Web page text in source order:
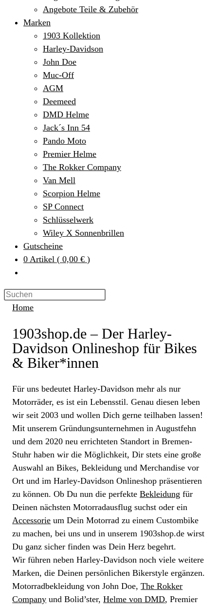
Angebote Teile & Zubehör
Marken
1903 Kollektion
Harley-Davidson
John Doe
Muc-Off
AGM
Deemeed
DMD Helme
Jack´s Inn 54
Pando Moto
Premier Helme
The Rokker Company
Van Mell
Scorpion Helme
SP Connect
Schlüsselwerk
Wiley X Sonnenbrillen
Gutscheine
0 Artikel ( 0,00 € )
Home
1903shop.de – Der Harley-
Davidson Onlineshop für Bikes
& Biker*innen
Für uns bedeutet Harley-Davidson mehr als nur
Motorräder, es ist ein Lebensstil. Genau diesen leben
wir seit 2003 und wollen Dich gerne teilhaben lassen!
Mit unserem Gründungsunternehmen in Augustfehn
und dem 2020 neu errichteten Standort in Bremen-
Stuhr haben wir die Möglichkeit, Dir stets eine große
Auswahl an Bikes, Bekleidung und Merchandise vor
Ort und im Harley-Davidson Onlineshop präsentieren
zu können. Ob Du nun die perfekteBekleidung für
Deinen nächsten Motorradausflug suchst oder ein
Accessorie um Dein Motorrad zu einem Custombike
zu machen, bei uns und in unserem 1903shop.de wirst
Du ganz sicher finden was Dein Herz begehrt.
Wir führen neben Harley-Davidson noch viele weitere
Marken, die Deinen persönlichen Bikerstyle ergänzen.
Motorradbekleidung von John Doe,The Rokker
Company und Bolid’ster,Helme von DMD, Premier